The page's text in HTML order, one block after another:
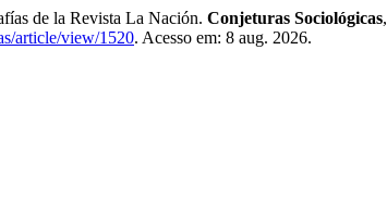
de la Revista La Nación. Conjeturas Sociológicas,
article/view/1520. Acesso em: 8 aug. 2026.